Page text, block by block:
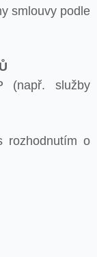
smlouvy podle
(např. služby
rozhodnutím o